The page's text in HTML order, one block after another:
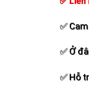
✅
✅ Ở
✅ Hỗ